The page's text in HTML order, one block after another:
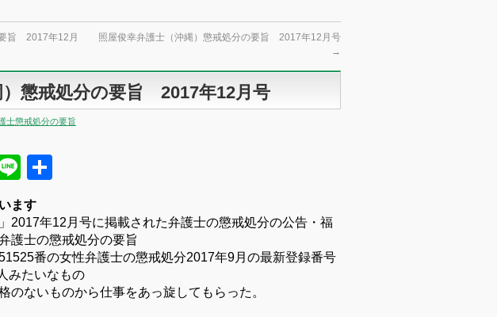
旨 2017年12月
照屋俊幸弁護士（沖縄）懲戒処分の要旨 2017年12月号
→
）懲戒処分の要旨 2017年12月号
士懲戒処分の要旨
Line
ます
2017年12月号に掲載された弁護士の懲戒処分の公告・福
護士の懲戒処分の要旨
番の女性弁護士の懲戒処分2017年9月の最新登録番号
みたいなもの
のないものから仕事をあっ旋してもらった。